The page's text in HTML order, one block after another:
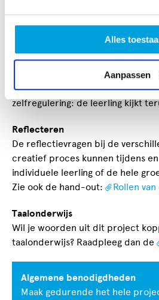
Alles
Aanpassen
Doelen
specifiek zijn voor het hele
het gebied van kennis en
het project worden deze doelen
behulp van de succescriteria op
zelfregulering: de leerling kijkt
Reflecteren
De reflectievragen bij de
creatief proces kunnen tijdens
individuele leerling of de hele
Zie ook de hand-out:
Rollen
Taalonderwijs
Wil je woorden uit dit project
taalonderwijs? Raadpleeg dan de
Algemene benodigdheden
Maak gedurende het hele